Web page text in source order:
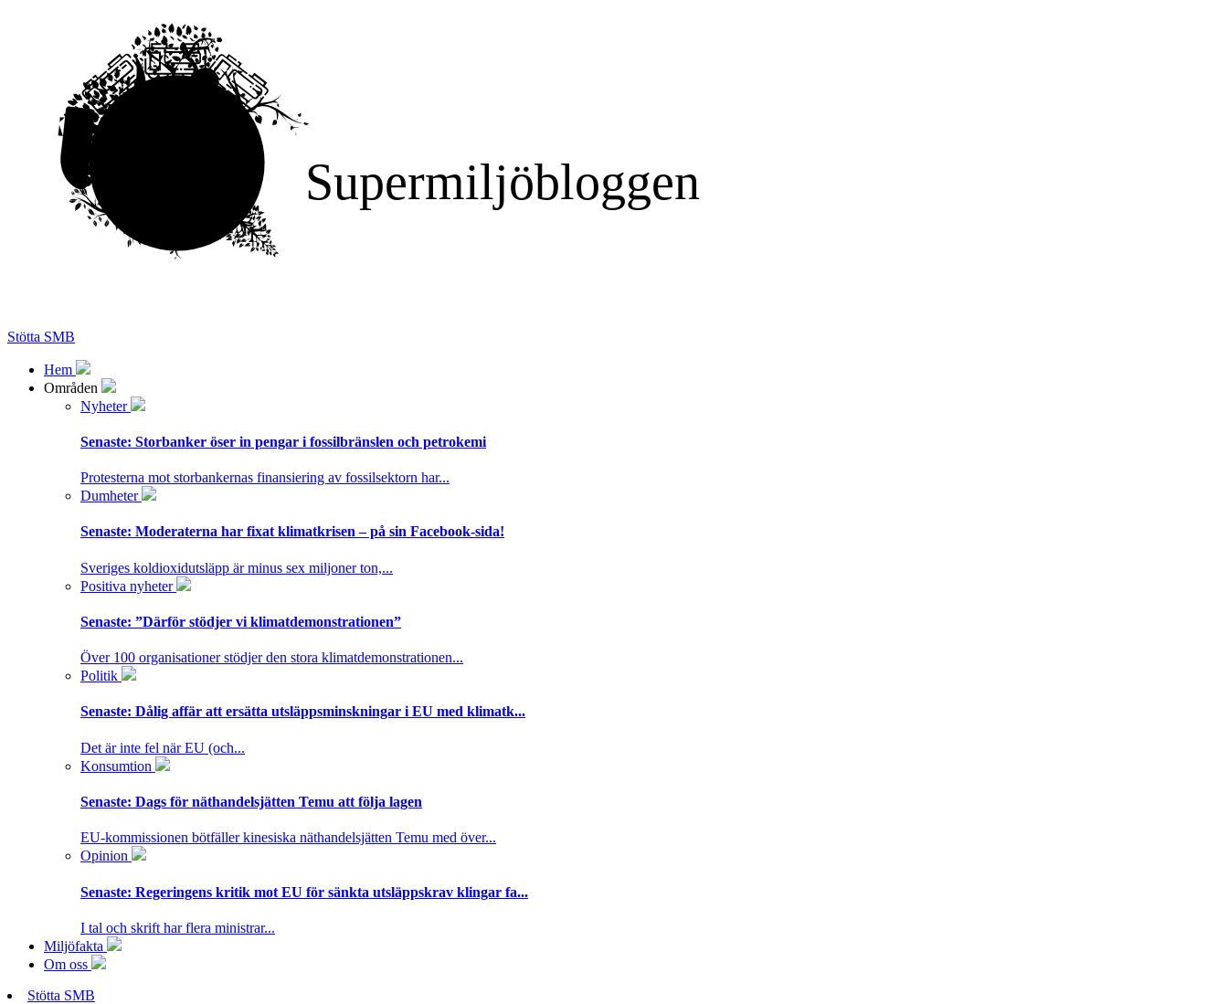
Supermiljöbloggen
Stötta SMB
Hem
Områden
Nyheter
Senaste: Storbanker öser in pengar i fossilbränslen och petrokemi
Protesterna mot storbankernas finansiering av fossilsektorn har...
Dumheter
Senaste: Moderaterna har fixat klimatkrisen – på sin Facebook-sida!
Sveriges koldioxidutsläpp är minus sex miljoner ton,...
Positiva nyheter
Senaste: ”Därför stödjer vi klimatdemonstrationen”
Över 100 organisationer stödjer den stora klimatdemonstrationen...
Politik
Senaste: Dålig affär att ersätta utsläppsminskningar i EU med klimatk...
Det är inte fel när EU (och...
Konsumtion
Senaste: Dags för näthandelsjätten Temu att följa lagen
EU-kommissionen bötfäller kinesiska näthandelsjätten Temu med över...
Opinion
Senaste: Regeringens kritik mot EU för sänkta utsläppskrav klingar fa...
I tal och skrift har flera ministrar...
Miljöfakta
Om oss
Stötta SMB